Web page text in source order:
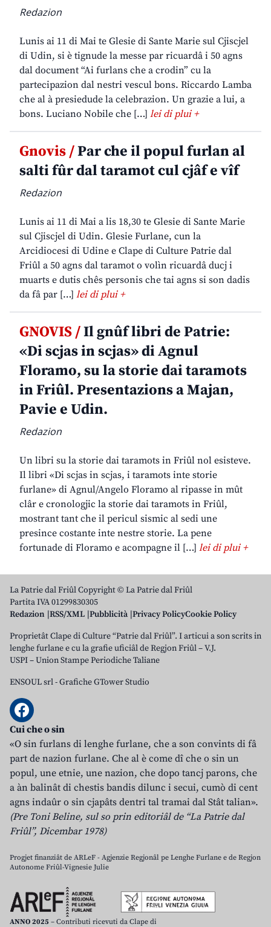
Redazion
Lunis ai 11 di Mai te Glesie di Sante Marie sul Cjiscjel
di Udin, si è tignude la messe par ricuardâ i 50 agns
dal document “Ai furlans che a crodin” cu la
partecipazion dal nestri vescul bons. Riccardo Lamba
che al à presiedude la celebrazion. Un grazie a lui, a
bons. Luciano Nobile che […] lei di plui +
Gnovis /Par che il popul furlan al
salti fûr dal taramot cul cjâf e vîf
Redazion
Lunis ai 11 di Mai a lis 18,30 te Glesie di Sante Marie
sul Cjiscjel di Udin. Glesie Furlane, cun la
Arcidiocesi di Udine e Clape di Culture Patrie dal
Friûl a 50 agns dal taramot o volìn ricuardâ ducj i
muarts e dutis chês personis che tai agns si son dadis
da fâ par […] lei di plui +
GNOVIS /Il gnûf libri de Patrie:
«Di scjas in scjas» di Agnul
Floramo, su la storie dai taramots
in Friûl. Presentazions a Majan,
Pavie e Udin.
Redazion
Un libri su la storie dai taramots in Friûl nol esisteve.
Il libri «Di scjas in scjas, i taramots inte storie
furlane» di Agnul/Angelo Floramo al ripasse in mût
clâr e cronologjic la storie dai taramots in Friûl,
mostrant tant che il pericul sismic al sedi une
presince costante inte nestre storie. La pene
fortunade di Floramo e acompagne il […] lei di plui +
La Patrie dal Friûl Copyright © La Patrie dal Friûl
Partita IVA 01299830305
Redazion RSS/XML Pubblicità Privacy PolicyCookie Policy
Proprietât Clape di Culture “Patrie dal Friûl”. I articui a son scrits in
lenghe furlane e cu la grafie uficiâl de Regjon Friûl – V.J.
USPI – Union Stampe Periodiche Taliane
ENSOUL srl-Grafiche GTower Studio
Cui che o sin
«O sin furlans di lenghe furlane, che a son convints di fâ
part de nazion furlane. Che al è come dî che o sin un
popul, une etnie, une nazion, che dopo tancj parons, che
a àn balinât di chestis bandis dilunc i secui, cumò di cent
agns indaûr o sin cjapâts dentri tal tramai dal Stât talian».
(Pre Toni Beline, sul so prin editoriâl de “La Patrie dal
Friûl”, Dicembar 1978)
Progjet finanziât de ARLeF - Agjenzie Regjonâl pe Lenghe Furlane e de Regjon
Autonome Friûl-Vignesie Julie
ANNO 2025 – Contributi ricevuti da Clape di